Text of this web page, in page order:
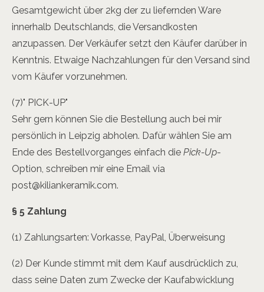
Gesamtgewicht über 2kg der zu liefernden Ware
innerhalb Deutschlands, die Versandkosten
anzupassen. Der Verkäufer setzt den Käufer darüber in
Kenntnis. Etwaige Nachzahlungen für den Versand sind
vom Käufer vorzunehmen.
(7)" PICK-UP"
Sehr gern können Sie die Bestellung auch bei mir
persönlich in Leipzig abholen. Dafür wählen Sie am
Ende des Bestellvorganges einfach die Pick-Up-
Option, schreiben mir eine Email via
post@kiliankeramik.com.
§ 5 Zahlung
(1) Zahlungsarten: Vorkasse, PayPal, Überweisung
(2) Der Kunde stimmt mit dem Kauf ausdrücklich zu,
dass seine Daten zum Zwecke der Kaufabwicklung